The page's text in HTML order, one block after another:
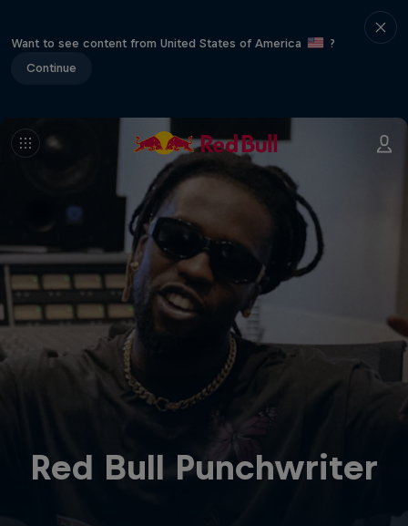
Want to see content from United States of America
?
Continue
Red Bull Punchwriter